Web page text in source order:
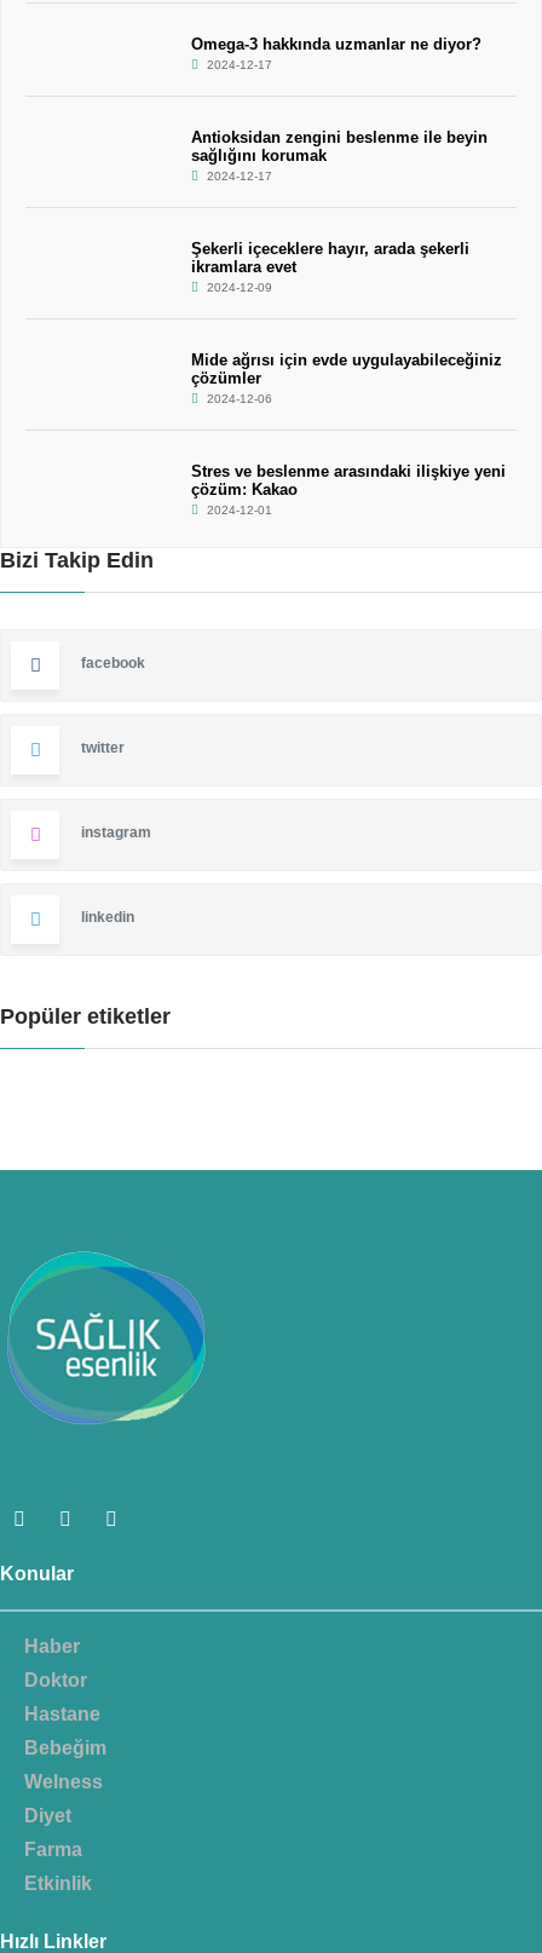
Omega-3 hakkında uzmanlar ne diyor?
2024-12-17
Antioksidan zengini beslenme ile beyin
sağlığını korumak
2024-12-17
Şekerli içeceklere hayır, arada şekerli
ikramlara evet
2024-12-09
Mide ağrısı için evde uygulayabileceğiniz
çözümler
2024-12-06
Stres ve beslenme arasındaki ilişkiye yeni
çözüm: Kakao
2024-12-01
Bizi Takip Edin
facebook
twitter
instagram
linkedin
Popüler etiketler
Konular
Haber
Doktor
Hastane
Bebeğim
Welness
Diyet
Farma
Etkinlik
Hızlı Linkler